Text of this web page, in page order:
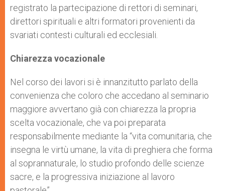
registrato la partecipazione di rettori di seminari,
direttori spirituali e altri formatori provenienti da
svariati contesti culturali ed ecclesiali.
Chiarezza vocazionale
Nel corso dei lavori si è innanzitutto parlato della
convenienza che coloro che accedano al seminario
maggiore avvertano già con chiarezza la propria
scelta vocazionale, che va poi preparata
responsabilmente mediante la “vita comunitaria, che
insegna le virtù umane, la vita di preghiera che forma
al soprannaturale, lo studio profondo delle scienze
sacre, e la progressiva iniziazione al lavoro